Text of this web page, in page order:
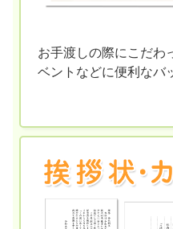
お手渡しの際にこだわ
ベントなどに便利なバ